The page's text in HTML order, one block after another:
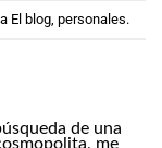
El blog personales.
de una
me